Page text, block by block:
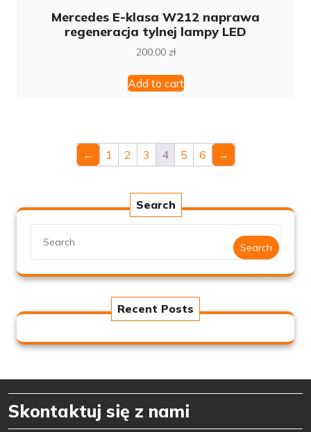
Mercedes E-klasa W212 naprawa
regeneracja tylnej lampy LED
200,00 zł
Add to cart
← 1 2 3 4 5 6 →
Search
Search
Recent Posts
Skontaktuj się z nami